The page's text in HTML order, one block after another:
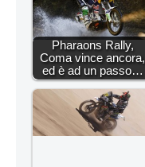
Pharaons Rally,
Coma vince ancora,
ed è ad un passo…